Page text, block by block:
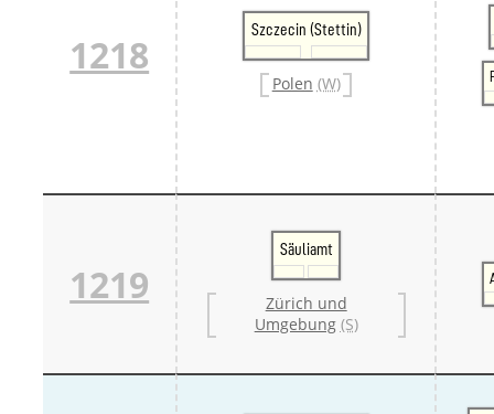
1218
Szczecin (Stettin)
Polen (W)
1219
Säuliamt
Zürich und
Umgebung (S)